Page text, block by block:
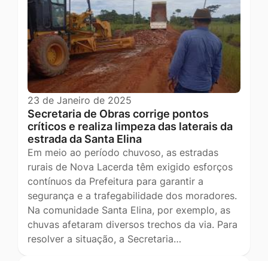
23 de Janeiro de 2025
Secretaria de Obras corrige pontos
críticos e realiza limpeza das laterais da
estrada da Santa Elina
Em meio ao período chuvoso, as estradas
rurais de Nova Lacerda têm exigido esforços
contínuos da Prefeitura para garantir a
segurança e a trafegabilidade dos moradores.
Na comunidade Santa Elina, por exemplo, as
chuvas afetaram diversos trechos da via. Para
resolver a situação, a Secretaria…